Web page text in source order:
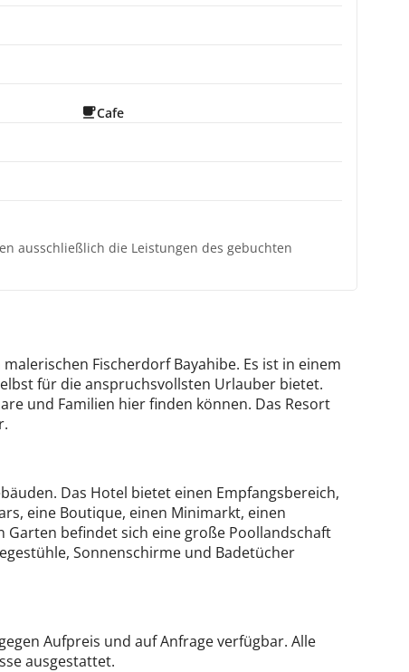
Cafe
ausschließlich die Leistungen des gebuchten
Fischerdorf Bayahibe. Es ist in einem
für die anspruchsvollsten Urlauber bietet.
und Familien hier finden können. Das Resort
Das Hotel bietet einen Empfangsbereich,
eine Boutique, einen Minimarkt, einen
Garten befindet sich eine große Poollandschaft
Sonnenschirme und Badetücher
Aufpreis und auf Anfrage verfügbar. Alle
ausgestattet.